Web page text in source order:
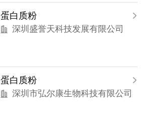
蛋白质粉
深圳盛誉天科技发展有限公司
蛋白质粉
深圳市弘尔康生物科技有限公司